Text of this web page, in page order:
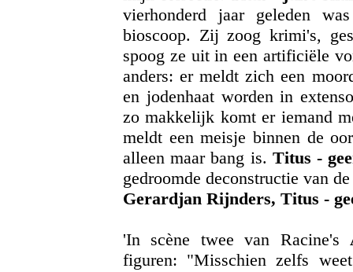
vierhonderd jaar geleden
bioscoop. Zij zoog krimi's,
spoog ze uit in een artificiële
anders: er meldt zich een
en jodenhaat worden in
zo makkelijk komt er iemand
meldt een meisje binnen de
alleen maar bang is. Titus -
gedroomde deconstructie van
Gerardjan Rijnders, Titus -
'In scène twee van Racine's
figuren: "Misschien zelfs